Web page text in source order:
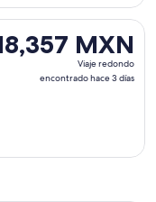
MXN
MXN
Viaje redondo
encontrado hace 3 días
el sáb, 20